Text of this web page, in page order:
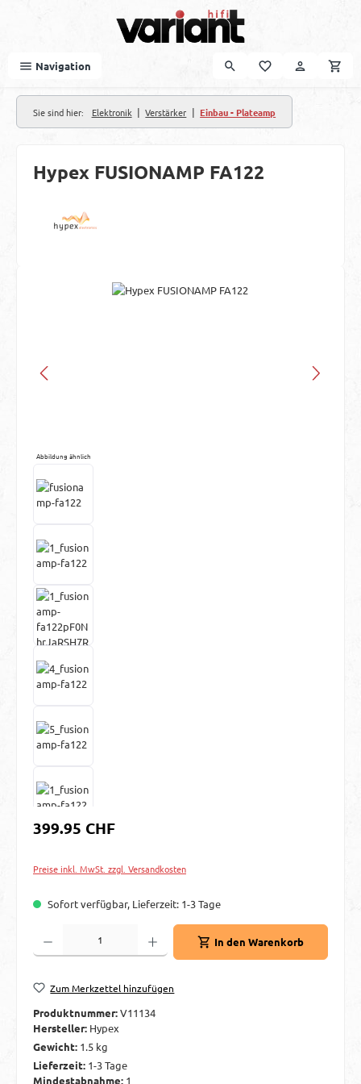
Navigation
Sie sind hier: Elektronik | Verstärker | Einbau - Plateamp
Hypex FUSIONAMP FA122
Bildergalerie überspringen
Abbildung ähnlich
Regulärer Preis:
399.95 CHF
Preise inkl. MwSt. zzgl. Versandkosten
Sofort verfügbar, Lieferzeit: 1-3 Tage
Produkt Anzahl: Gib den gewünschten Wert ein oder benutze die Schaltflächen
In den Warenkorb
Zum Merkzettel hinzufügen
Produktnummer:V11134
Hersteller: Hypex
Gewicht: 1.5 kg
Lieferzeit: 1-3 Tage
Mindestabnahme: 1